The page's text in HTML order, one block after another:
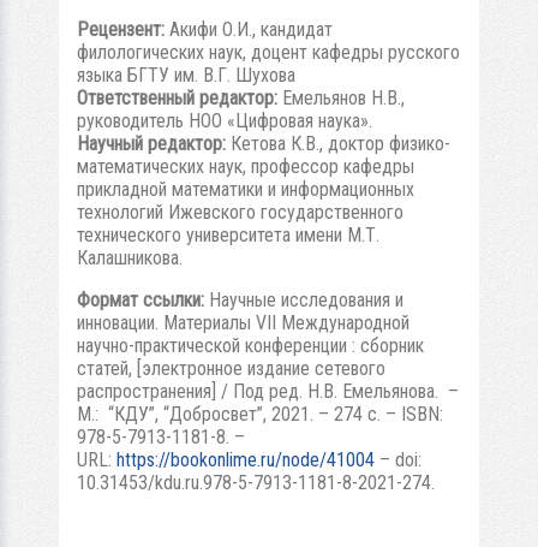
Рецензент: Акифи О.И., кандидат
филологических наук, доцент кафедры русского
языка БГТУ им. В.Г. Шухова
Ответственный редактор: Емельянов Н.В.,
руководитель НОО «Цифровая наука».
Научный редактор: Кетова К.В., доктор физико-
математических наук, профессор кафедры
прикладной математики и информационных
технологий Ижевского государственного
технического университета имени М.Т.
Калашникова.
Формат ссылки: Научные исследования и
инновации. Материалы VII Международной
научно-практической конференции : сборник
статей, [электронное издание сетевого
распространения] / Под ред. Н.В. Емельянова. –
М.: “КДУ”, “Добросвет”, 2021. – 274 с. – ISBN:
978-5-7913-1181-8. –
URL: https://bookonlime.ru/node/41004 – doi:
10.31453/kdu.ru.978-5-7913-1181-8-2021-274.